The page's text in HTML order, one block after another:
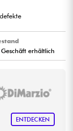
erhältlich
ENTDECKEN